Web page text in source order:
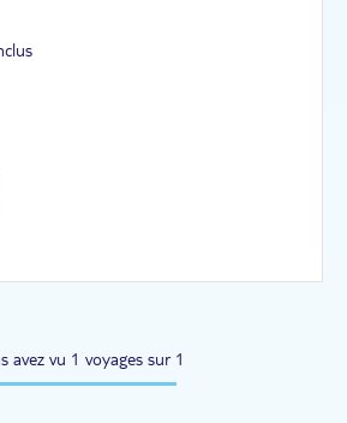
avez vu 1 voyages sur 1